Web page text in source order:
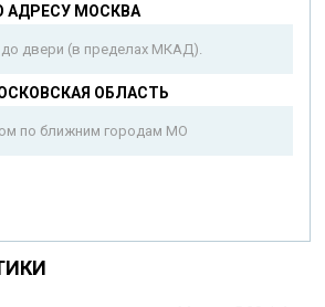
АДРЕСУ МОСКВА
двери (в пределах МКАД).
ОБЛАСТЬ
по ближним городам МО